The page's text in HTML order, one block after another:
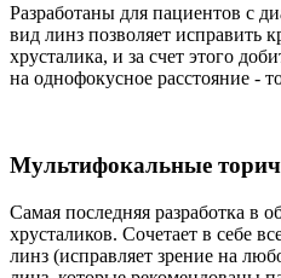
Разработаны для пациентов с
вид линз позволяет исправить
хрусталика, и за счет этого
на однофокусное расстояние -
Мультифокальные
Самая последняя разработка в
хрусталиков. Сочетает в себе
линз (исправляет зрение на